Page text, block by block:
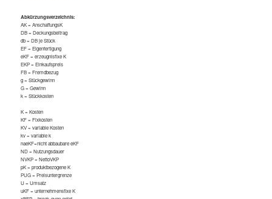
Abkürzungsverzeichnis:
AK = AnschaffungsK
DB = Deckungsbeitrag
db = DB je Stück
EF = Eigenfertigung
eKF = erzeugnisfixe K
EKP = Einkaufspreis
FB = Fremdbezug
g = Stückgewinn
G = Gewinn
k = Stückkosten
K = Kosten
KF = Fixkosten
KV = variable Kosten
kv = variable k
naeKF=nicht abbaubare eKF
ND = Nutzungsdauer
NVKP = NettoVKP
pK = produktbezogene K
PUG = Preisuntergrenze
U = Umsatz
uKF = unternehmensfixe K